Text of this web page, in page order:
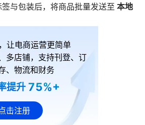
与包装后，将商品批量发送至 本地
让电商运营更简单
多店铺，支持刊登、订
、物流和财务
提升 75%+
击注册